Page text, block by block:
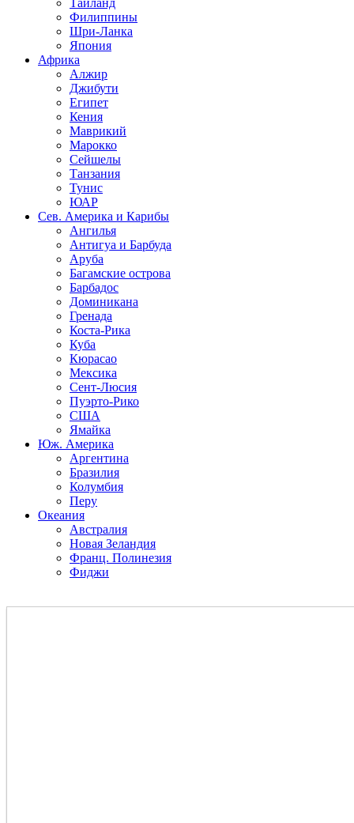
Таиланд
Филиппины
Шри-Ланка
Япония
Африка
Алжир
Джибути
Египет
Кения
Маврикий
Марокко
Сейшелы
Танзания
Тунис
ЮАР
Сев. Америка и Карибы
Ангилья
Антигуа и Барбуда
Аруба
Багамские острова
Барбадос
Доминикана
Гренада
Коста-Рика
Куба
Кюрасао
Мексика
Сент-Люсия
Пуэрто-Рико
США
Ямайка
Юж. Америка
Аргентина
Бразилия
Колумбия
Перу
Океания
Австралия
Новая Зеландия
Франц. Полинезия
Фиджи